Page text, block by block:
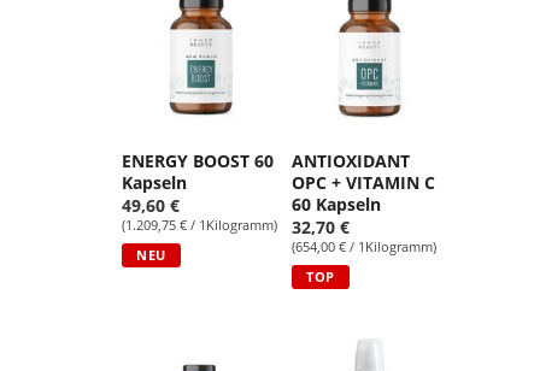
ENERGY BOOST 60
Kapseln
49,60 €
(1.209,75 € / 1Kilogramm)
NEU
ANTIOXIDANT
OPC + VITAMIN C
60 Kapseln
32,70 €
(654,00 € / 1Kilogramm)
TOP